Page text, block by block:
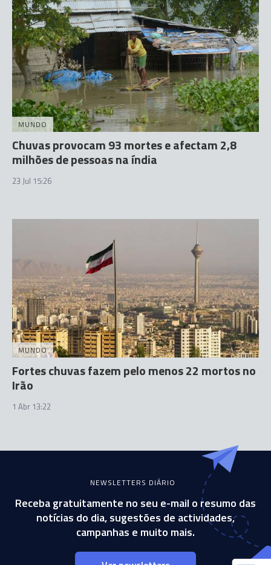
MUNDO
Chuvas provocam 93 mortes e afectam 2,8
milhões de pessoas na índia
23 Jul 15:26
MUNDO
Fortes chuvas fazem pelo menos 22 mortos no
Irão
1 Abr 13:22
NEWSLETTERS DIÁRIO
Receba gratuitamente no seu e-mail o resumo das
notícias do dia, sugestões de actividades,
campanhas e muito mais.